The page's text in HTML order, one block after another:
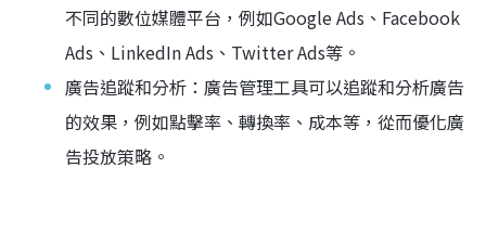
不同的數位媒體平台，例如Google Ads、Facebook
Ads、LinkedIn Ads、Twitter Ads等。
廣告追蹤和分析：廣告管理工具可以追蹤和分析廣告
的效果，例如點擊率、轉換率、成本等，從而優化廣
告投放策略。